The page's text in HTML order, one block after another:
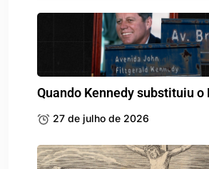
Quando Kennedy substituiu o
27 de julho de 2026